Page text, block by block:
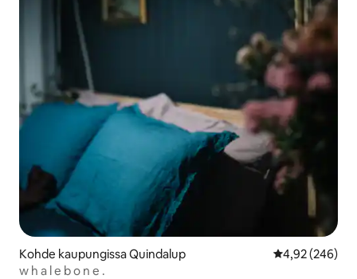
Kohde kaupungissa Quindalup
4,92 (246)
w h a l e b o n e .